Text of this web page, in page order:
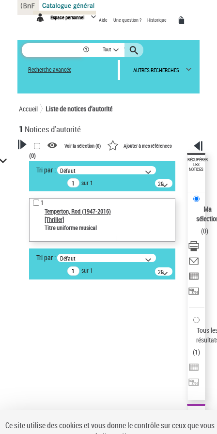
Espace personnel Aide Une question ? Historique
Tout
Recherche avancée AUTRES RECHERCHES
Accueil Liste de notices d’autorité
1 Notices d'autorité
VOTRE RECHERCHE
Recherche avancée dans les
notices d’autorité
Œuvres liées à l'auteur :
Temperton, Rod (1947-2016)
Type de notice d'autorité
Voir la sélection (0) Ajouter à mes références
(0)
Tri par : Défaut
sur 1
20
résultats/page
1
Temperton, Rod (1947-2016)
[Thriller]
Titre uniforme musical
Tri par : Défaut
sur 1
20
résultats/page
RÉCUPÉRER
LES
NOTICES
Ma
(0)
Tous
(1)
Panneau de gestion des cookies
Ce site utilise des cookies et vous donne le contrôle sur ceux que vous